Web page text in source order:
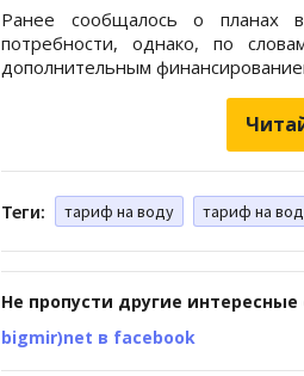
Ранее сообщалось о планах
потребности, однако, по
дополнительным
Теги: тариф на воду тариф на
Не пропусти другие
bigmir)net в facebook